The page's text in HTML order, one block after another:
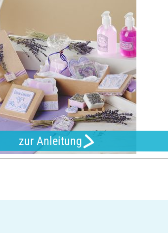
zur Anleitung